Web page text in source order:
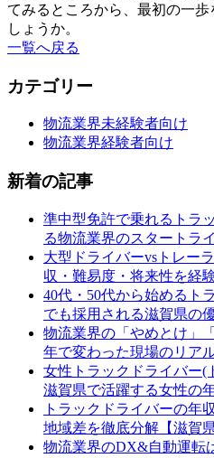
てみるところから、最初の一
しょうか。
一覧へ戻る
カテゴリー
物流業界未経験者向け
物流業界経験者向け
新着の記事
準中型免許で乗れるトラ
る物流業界のスタートラ
大型ドライバーvsトレー
収・難易度・将来性を経
40代・50代から始めるト
でも採用される滋賀県の
物流業界の「やめとけ」
年で変わった現場のリア
女性トラックドライバー(
滋賀県で活躍する女性の
トラックドライバーの年
地域差を徹底分解【滋賀県
物流業界のDX&自動運転